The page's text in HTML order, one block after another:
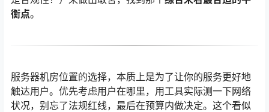
衡点。
服务器机房位置的选择，本质上是为了让你的服务更好地
触达用户。优先考虑用户在哪里，用工具实际测一下网络
状况，别忘了法规红线，最后在预算内做决定。这个看似